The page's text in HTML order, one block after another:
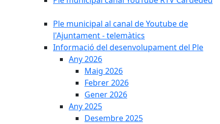
Ple municipal al canal de Youtube de
l'Ajuntament - telemàtics
Informació del desenvolupament del Ple
Any 2026
Maig 2026
Febrer 2026
Gener 2026
Any 2025
Desembre 2025